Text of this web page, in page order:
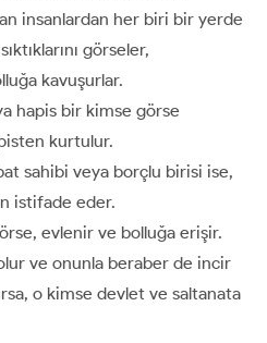
insanlardan her biri bir yerde
görseler,
kavuşurlar.
hapis bir kimse görse
kurtulur.
sahibi veya borçlu birisi ise,
istifade eder.
evlenir ve bolluğa erişir.
olur ve onunla beraber de incir
o kimse devlet ve saltanata